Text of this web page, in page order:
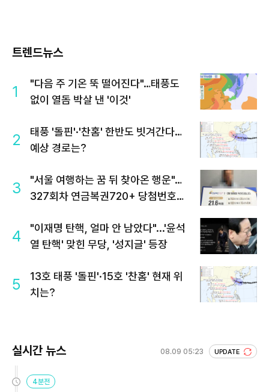
트렌드뉴스
1
"다음 주 기온 뚝 떨어진다"…태풍도
없이 열돔 박살 낸 '이것'
2
태풍 '돌핀'·'찬홈' 한반도 빗겨간다…
예상 경로는?
3
"서울 여행하는 꿈 뒤 찾아온 행운"…
327회차 연금복권720+ 당첨번호조
4
"이재명 탄핵, 얼마 안 남았다"...'윤석
열 탄핵' 맞힌 무당, '성지글' 등장
5
13호 태풍 '돌핀'·15호 '찬홈' 현재 위
치는?
실시간 뉴스 08.09 05:23 UPDATE
4분전